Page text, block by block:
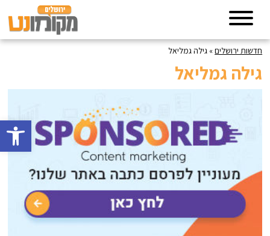
פתח
חדשות ירושלים» גילה גמליאל
גילה גמליאל